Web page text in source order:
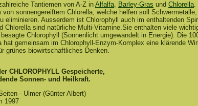
Tantiemen von A-Z in Alfalfa, Barley-Gras und Chlorella.
von sonnengereiftem Chlorella, welche helfen soll
eliminieren. Ausserdem ist Chlorophyll auch im enthaltenden
Chlorella sind natürliche Multi-Vitamine.Sie enthalten viele
Chlorophyll (Sonnenlicht umgewandelt in Energie). Die
hat gemeinsam im Chlorophyll-Enzym-Komplex eine klärende
grünes biowirtschaftliches Denken.
CHLOROPHYLL Gespeicherte,
Sonnen- und Heilkraft.
- Ulmer (Günter Albert)
1997